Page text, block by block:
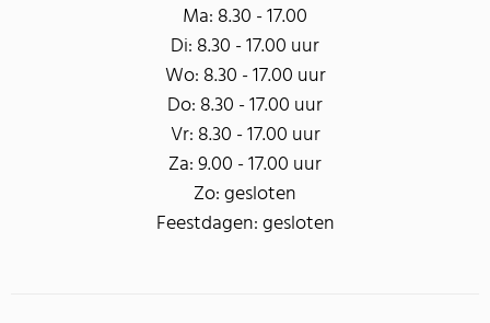
Ma: 8.30 - 17.00
Di: 8.30 - 17.00 uur
Wo: 8.30 - 17.00 uur
Do: 8.30 - 17.00 uur
Vr: 8.30 - 17.00 uur
Za: 9.00 - 17.00 uur
Zo: gesloten
Feestdagen: gesloten